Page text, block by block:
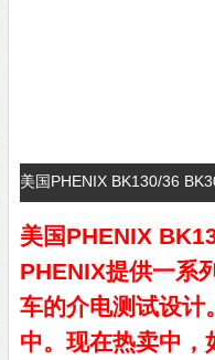
美国PHENIX BK130/36
美国PHENIX
PHENIX提供一系
车的介电测试设计
中。现在热卖中